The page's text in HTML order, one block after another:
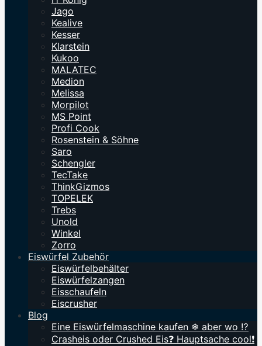
Jago
Kealive
Kesser
Klarstein
Kukoo
MALATEC
Medion
Melissa
Morpilot
MS Point
Profi Cook
Rosenstein & Söhne
Saro
Schengler
TecTake
ThinkGizmos
TOPELEK
Trebs
Unold
Winkel
Zorro
Eiswürfel Zubehör
Eiswürfelbehälter
Eiswürfelzangen
Eisschaufeln
Eiscrusher
Blog
Eine Eiswürfelmaschine kaufen ❄ aber wo ⁉️
Crasheis oder Crushed Eis❓ Hauptsache cool❗